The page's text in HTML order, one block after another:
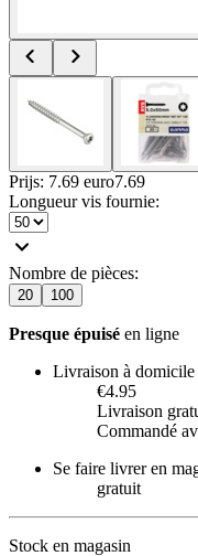
Prijs: 7.69 euro7.69
Longueur vis fournie:
Nombre de pièces:
20 100
Presque épuisé en ligne
Livraison à domicile
€4.95
Livraison
Commandé
Se faire livrer en
gratuit
Stock en magasin